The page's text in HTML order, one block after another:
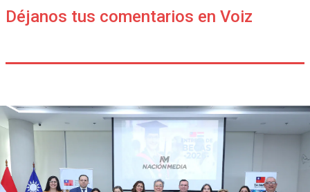
Déjanos tus comentarios en Voiz